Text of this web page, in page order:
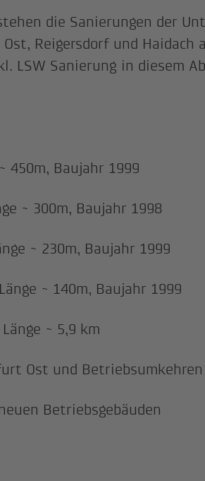
die Sanierungen der
Reigersdorf und Haidach
LSW Sanierung in diesem
450m, Baujahr 1999
~ 300m, Baujahr 1998
~ 230m, Baujahr 1999
~ 140m, Baujahr 1999
~ 5,9 km
Ost und Betriebsumkehren
Betriebsgebäuden